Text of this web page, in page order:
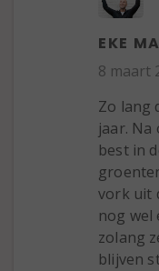
EKE
8 maart
Zo lang
jaar.
best in
vork uit
nog wel
zolang
blijven